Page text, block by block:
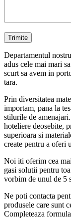
Departamentul
adus cele mai mari
scurt sa avem in
tara.
Prin diversitatea
importam, pana la
stilurile de
hoteliere deosebite,
superioara si
create pentru a oferi
Noi iti oferim cea
gasi solutii pentru
vorbim de unul de 5
Ne poti contacta
produsele care sunt
Completeaza